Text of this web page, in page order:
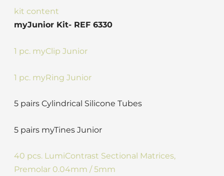
kit content
myJunior Kit- REF 6330
1 pc. myClip Junior
1 pc. myRing Junior
5 pairs Cylindrical Silicone Tubes
5 pairs myTines Junior
40 pcs. LumiContrast Sectional Matrices,
Premolar 0.04mm / 5mm